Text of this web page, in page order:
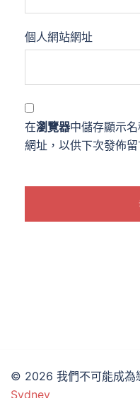
個人網站網址
在瀏覽器中儲存顯示
網址，以供下次發佈留
© 2026 我們不可能成
Sydney